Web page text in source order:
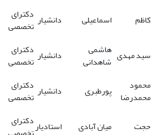
کاظم اسماعیلی دانشیار دکترای
تخصصی
سید مهدی هاشمی
شاهدانی دانشیار دکترای
تخصصی
محمود
محمدرضا پورطبری دانشیار دکترای
تخصصی
حجت
میان آبادی استادیاردکترای